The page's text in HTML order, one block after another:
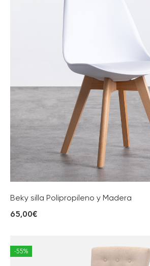
Beky silla Polipropileno y Madera
65,00€
-55%